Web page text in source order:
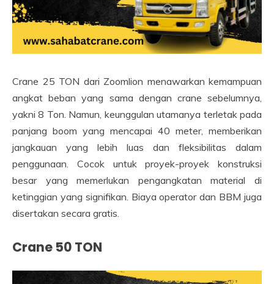
Crane 25 TON dari Zoomlion menawarkan kemampuan
angkat beban yang sama dengan crane sebelumnya,
yakni 8 Ton. Namun, keunggulan utamanya terletak pada
panjang boom yang mencapai 40 meter, memberikan
jangkauan yang lebih luas dan fleksibilitas dalam
penggunaan. Cocok untuk proyek-proyek konstruksi
besar yang memerlukan pengangkatan material di
ketinggian yang signifikan. Biaya operator dan BBM juga
disertakan secara gratis.
Crane 50 TON